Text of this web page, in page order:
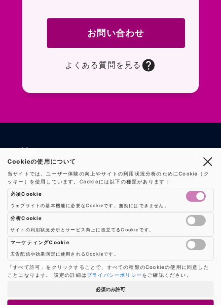
お問い合わせ
よくある質問を見る
製品一覧
RFIDリーダー
RFIDチップ・モジュール
RFIDアンテナ
RFIDプリンター
RFIDタグ
ソリューション
RFIDソリューション
RFIDとセンサー
マシンビジョン
防爆製品
RFIDシールド
技術・サポート
技術記事一覧
活用事例
よくある質問
会社・サービス
会社概要
お知らせ
プレスリリース
事業内容
Cookieの使用について
当サイトでは、ユーザー体験の向上やサイトの利用状況分析のためにCookie（ク
ッキー）を使用しています。Cookieには以下の種類があります：
必須Cookie
ウェブサイトの基本機能に必要なCookieです。無効にはできません。
分析Cookie
サイトの利用状況分析とサービス向上に役立てるCookieです。
Google AnalyticsやGoogle Tag Managerなどの分析ツールのCookieを制御しま
マーケティングCookie
広告配信や効果測定に使用されるCookieです。
広告配信や効果測定のためのCookieを制御します
「すべて許可」をクリックすることで、すべての種類のCookieの使用に同意した
ことになります。 設定の詳細は プライバシーポリシー をご確認ください。
必須のみ許可